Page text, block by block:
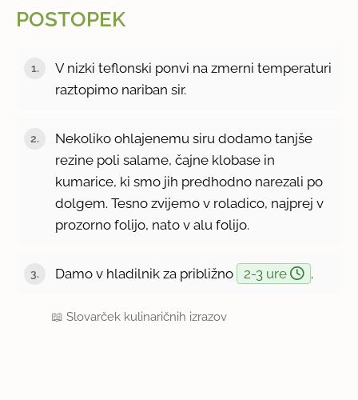
POSTOPEK
V nizki teflonski ponvi na zmerni temperaturi
raztopimo nariban sir.
Nekoliko ohlajenemu siru dodamo tanjše
rezine poli salame, čajne klobase in
kumarice, ki smo jih predhodno narezali po
dolgem. Tesno zvijemo v roladico, najprej v
prozorno folijo, nato v alu folijo.
Damo v hladilnik za približno 2-3 ure .
📖Slovarček kulinaričnih izrazov